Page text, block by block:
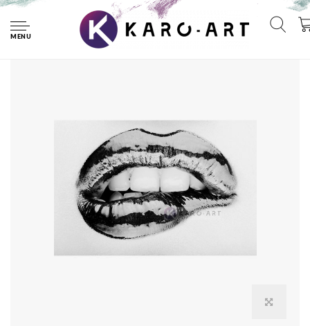
MENU
Afbeelding op acrylglas - Metallic lippen , zwart/wit